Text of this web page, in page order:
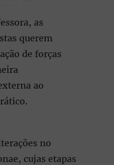
as
querem
de forças
ao
no
cujas etapas